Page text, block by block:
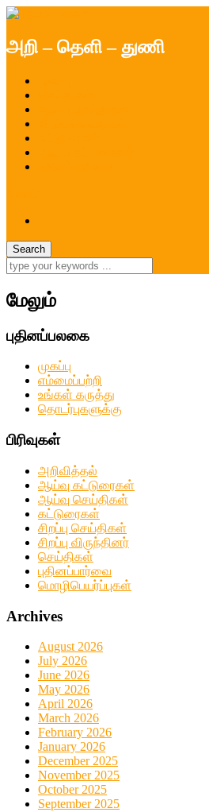
அறி – தெளி – துணி
மேலும்
புதினப்பலகை
முகப்பு
எம்மைப்பற்றி
உங்கள் கருத்து
தொடர்புகளுக்கு
பிரிவுகள்
அறிவித்தல்
ஆய்வு கட்டுரைகள்
ஆய்வு செய்திகள்
கட்டுரைகள்
சிறப்பு செய்திகள்
சிறப்பு விருந்தினர்
செய்திகள்
புதினப்பார்வை
மொழிபெயர்ப்புகள்
Archives
August 2026
July 2026
June 2026
May 2026
April 2026
March 2026
February 2026
January 2026
December 2025
November 2025
October 2025
September 2025